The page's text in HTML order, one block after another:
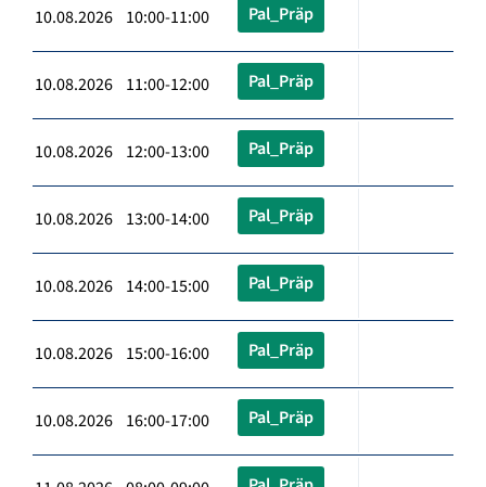
10.08.2026 10:00-11:00 Pal_Präp
10.08.2026 11:00-12:00 Pal_Präp
10.08.2026 12:00-13:00 Pal_Präp
10.08.2026 13:00-14:00 Pal_Präp
10.08.2026 14:00-15:00 Pal_Präp
10.08.2026 15:00-16:00 Pal_Präp
10.08.2026 16:00-17:00 Pal_Präp